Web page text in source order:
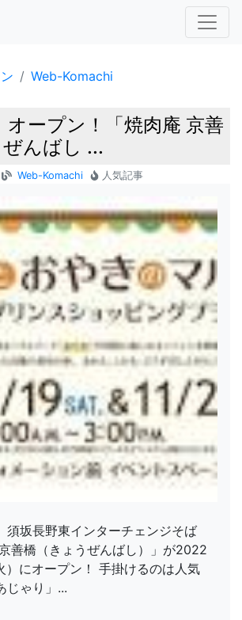
Web-Komachi
オープン！「焼肉庵 京善
んばし ...
Web-Komachi 人気記事
須坂長野東インターチェンジそば
善橋（きょうぜんばし）」が2022
）にオープン！ 手掛けるのは人気
じゃり」...